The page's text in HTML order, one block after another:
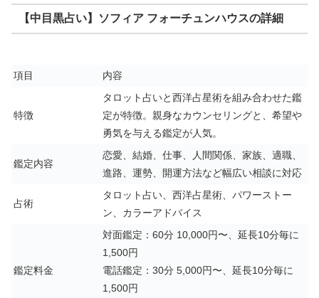
【中目黒占い】ソフィア フォーチュンハウスの詳細
項目 内容
特徴
タロット占いと西洋占星術を組み合わせた鑑
定が特徴。親身なカウンセリングと、希望や
勇気を与える鑑定が人気。
鑑定内容
恋愛、結婚、仕事、人間関係、家族、適職、
進路、運勢、開運方法など幅広い相談に対応
占術
タロット占い、西洋占星術、パワーストー
ン、カラーアドバイス
鑑定料金
対面鑑定：60分 10,000円〜、延長10分毎に
1,500円
電話鑑定：30分 5,000円〜、延長10分毎に
1,500円